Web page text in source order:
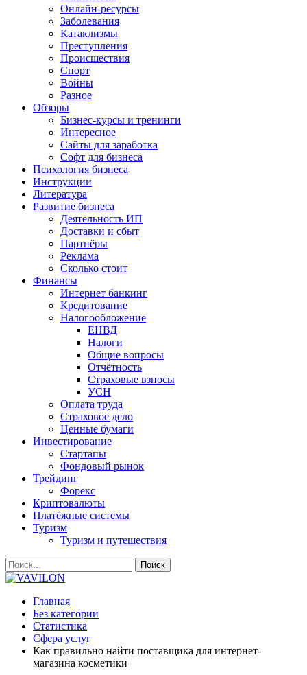
Онлайн-ресурсы
Заболевания
Катаклизмы
Преступления
Происшествия
Спорт
Войны
Разное
Обзоры
Бизнес-курсы и тренинги
Интересное
Сайты для заработка
Софт для бизнеса
Психология бизнеса
Инструкции
Литература
Развитие бизнеса
Деятельность ИП
Доставки и сбыт
Партнёры
Реклама
Сколько стоит
Финансы
Интернет банкинг
Кредитование
Налогообложение
ЕНВД
Налоги
Общие вопросы
Отчётность
Страховые взносы
УСН
Оплата труда
Страховое дело
Ценные бумаги
Инвестирование
Стартапы
Фондовый рынок
Трейдинг
Форекс
Криптовалюты
Платёжные системы
Туризм
Туризм и путешествия
Главная
Без категории
Статистика
Сфера услуг
Как правильно найти поставщика для интернет-
магазина косметики